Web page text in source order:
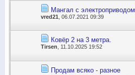
Мангал с электроприводом.
vred21 , 06.07.2021 09:39
Ковёр 2 на 3 метра.
Tirsen , 11.10.2025 19:52
Продам всяко - разное